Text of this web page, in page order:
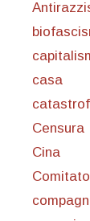
casa
Censura
Cina